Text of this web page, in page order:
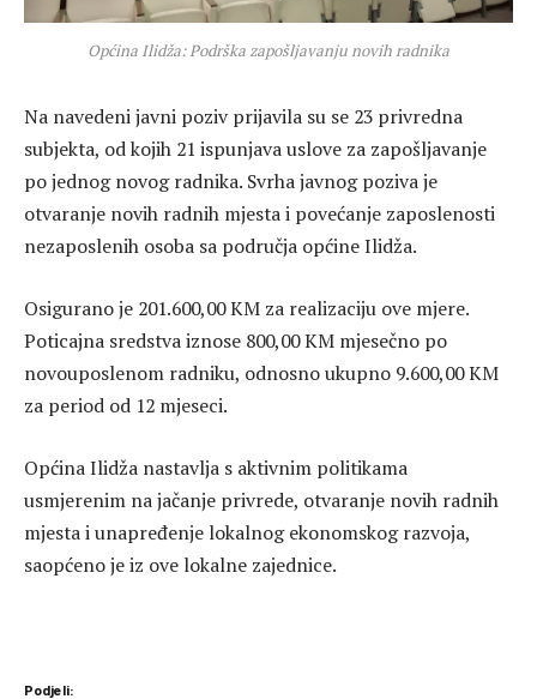
Općina Ilidža: Podrška zapošljavanju novih radnika
Na navedeni javni poziv prijavila su se 23 privredna
subjekta, od kojih 21 ispunjava uslove za zapošljavanje
po jednog novog radnika. Svrha javnog poziva je
otvaranje novih radnih mjesta i povećanje zaposlenosti
nezaposlenih osoba sa područja općine Ilidža.
Osigurano je 201.600,00 KM za realizaciju ove mjere.
Poticajna sredstva iznose 800,00 KM mjesečno po
novouposlenom radniku, odnosno ukupno 9.600,00 KM
za period od 12 mjeseci.
Općina Ilidža nastavlja s aktivnim politikama
usmjerenim na jačanje privrede, otvaranje novih radnih
mjesta i unapređenje lokalnog ekonomskog razvoja,
saopćeno je iz ove lokalne zajednice.
Podjeli: